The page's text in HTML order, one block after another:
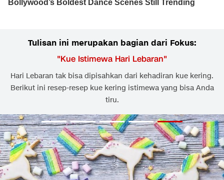
Tulisan ini merupakan bagian dari Fokus:
"Kue Istimewa Hari Lebaran"
Hari Lebaran tak bisa dipisahkan dari kehadiran kue kering.
Berikut ini resep-resep kue kering istimewa yang bisa Anda
tiru.